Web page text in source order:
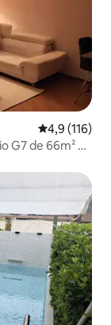
4,9 de uma
4,9 (116)
G7 de 66m² na